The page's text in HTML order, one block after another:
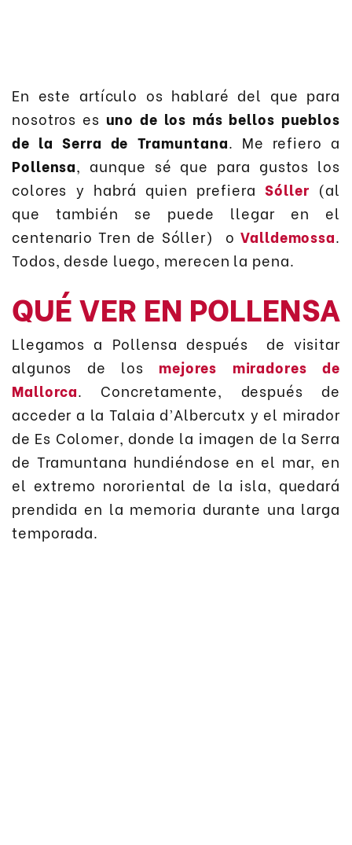
En este artículo os hablaré del que para
nosotros es uno de los más bellos pueblos
de la Serra de Tramuntana. Me refiero a
Pollensa, aunque sé que para gustos los
colores y habrá quien prefieraSóller (al
que también se puede llegar en el
centenario Tren de Sóller) oValldemossa.
Todos, desde luego, merecen la pena.
QUÉ VER EN POLLENSA
Llegamos a Pollensa después de visitar
algunos de los mejores miradores de
Mallorca. Concretamente, después de
acceder a la Talaia d’Albercutx y el mirador
de Es Colomer, donde la imagen de la Serra
de Tramuntana hundiéndose en el mar, en
el extremo nororiental de la isla, quedará
prendida en la memoria durante una larga
temporada.